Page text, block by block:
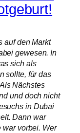
auf den Markt
gewesen. In
sich als
sollte, für das
Nächstes
und doch nicht
in Dubai
Dann war
war vorbei. Wer